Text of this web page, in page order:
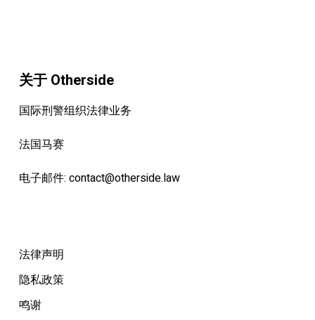
关于 Otherside
国际刑警组织法律业务
法国马赛
电子邮件: contact@otherside.law
法律声明
隐私政策
鸣谢